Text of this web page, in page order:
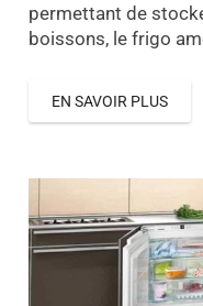
permettant de
boissons, le frigo
EN SAVOIR PLUS